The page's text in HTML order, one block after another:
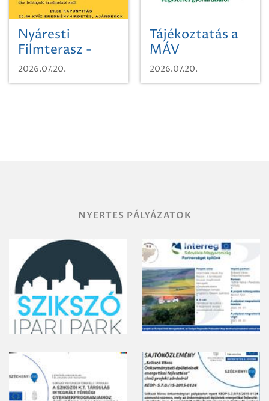
Nyáresti
Filmterasz -
Beugró a
Paradicsomba
2026.07.20.
Tájékoztatás a
MÁV
Pályaműködtetési
Zrt. Területi
2026.07.20.
NYERTES PÁLYÁZATOK